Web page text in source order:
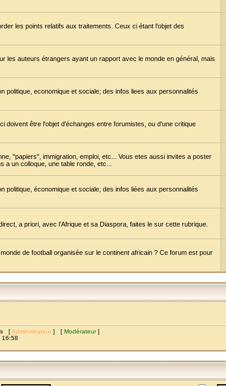
les points relatifs aux traitements. Ceux ci étant l'objet des
auteurs étrangers ayant un rapport avec le monde en général, mais
economique et sociale; des infos liees aux personnalités
doivent être l'objet d'échanges entre forumistes, ou d'une critique
"papiers", immigration, emploi, etc... Vous etes aussi invites a poster
un colloque, une table ronde, etc...
économique et sociale; des infos liées aux personnalités
a priori, avec l’Afrique et sa Diaspora, faites le sur cette rubrique.
de football organisée sur le continent africain ? Ce forum est pour
[Administrateur ] [ Modérateur]
16:58